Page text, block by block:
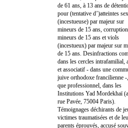
de 61 ans, à 13 ans de
pour (tentative d’)atteintes
(incestueuse) par majeur sur
mineurs de 15 ans,
mineurs de 15 ans et viols
(incestueux) par majeur sur
de 15 ans. Desinfractions
dans les cercles intrafamilial,
et associatif - dans une
juive orthodoxe francilienne
que professionnel, dans les
Institutions Yad Mordekhaï
rue Pavée, 75004 Paris).
Témoignages déchirants de
victimes traumatisées et de
parents éprouvés, accusé